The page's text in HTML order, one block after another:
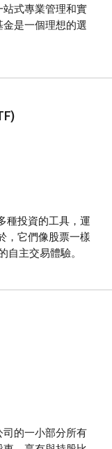
式專業管理和實
是一個理想的選
種投資的工具，運
，它們像股票一樣
自主交易體驗。
的一小部分所有